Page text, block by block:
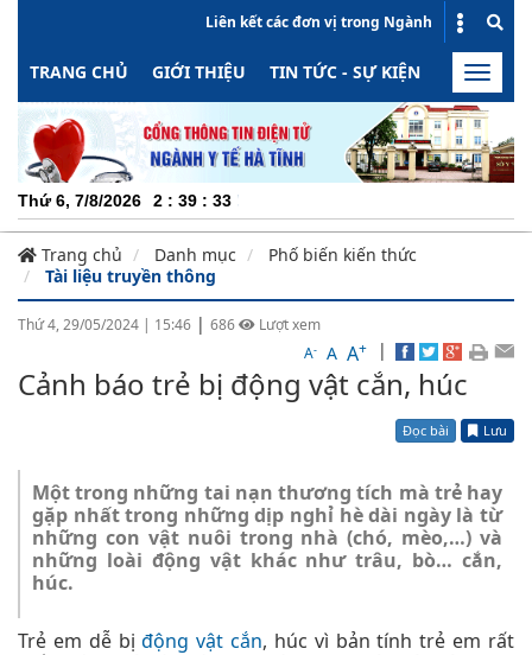
Liên kết các đơn vị trong Ngành
TRANG CHỦ GIỚI THIỆU TIN TỨC - SỰ KIỆN HOẠT
Toggle
Thứ 6, 7/8/2026 2 : 39 : 34
Trang chủ Danh mục
Phố biến kiến thức
Tài liệu truyền thông
Thứ 4, 29/05/2024 | 15:46 | 686
Lượt xem
A- A A+ |
Cảnh báo trẻ bị động vật cắn, húc
Đọc bài Lưu
Một trong những tai nạn thương tích mà trẻ hay
gặp nhất trong những dịp nghỉ hè dài ngày là từ
những con vật nuôi trong nhà (chó, mèo,…) và
những loài động vật khác như trâu, bò… cắn,
húc.
Trẻ em dễ bịđộng vật cắn, húc vì bản tính trẻ em rất